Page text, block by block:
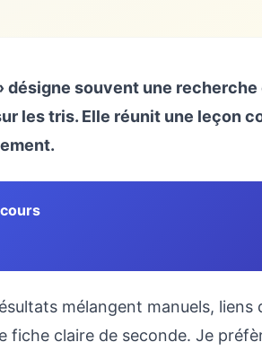
souvent une recherche
les tris. Elle réunit une leçon
mélangent manuels,
fiche claire de seconde. Je